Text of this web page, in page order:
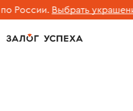
России. Выбрать украшение